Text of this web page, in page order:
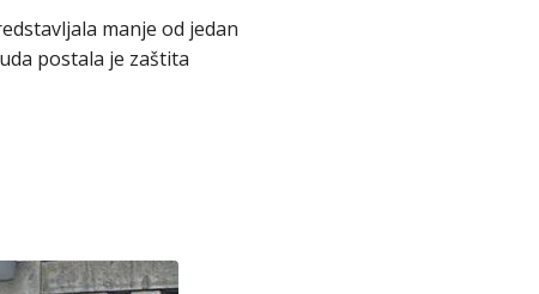
manje od jedan
postala je zaštita